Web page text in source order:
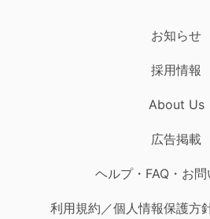
お知らせ
採用情報
About Us
広告掲載
ヘルプ・FAQ・お
利用規約／個人情報保護方